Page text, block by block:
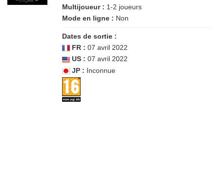
Multijoueur : 1-2 joueurs
Mode en ligne : Non
Dates de sortie :
FR : 07 avril 2022
US : 07 avril 2022
JP : Inconnue